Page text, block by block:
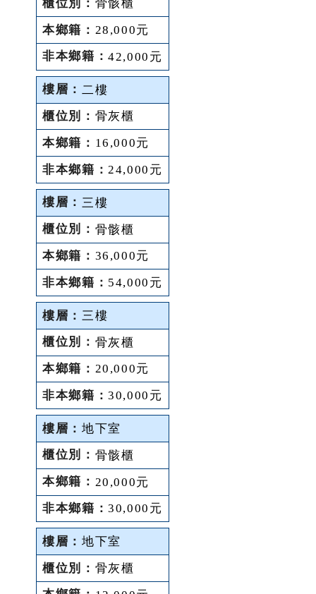
骨骸櫃
28,000元
42,000元
二樓
骨灰櫃
16,000元
24,000元
三樓
骨骸櫃
36,000元
54,000元
三樓
骨灰櫃
20,000元
30,000元
地下室
骨骸櫃
20,000元
30,000元
地下室
骨灰櫃